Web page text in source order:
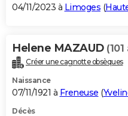
04/11/2023 à Limoges (
Helene MAZAUD (101
Créer une cagnotte obsèques
Naissance
07/11/1921 à Freneuse (
Décès